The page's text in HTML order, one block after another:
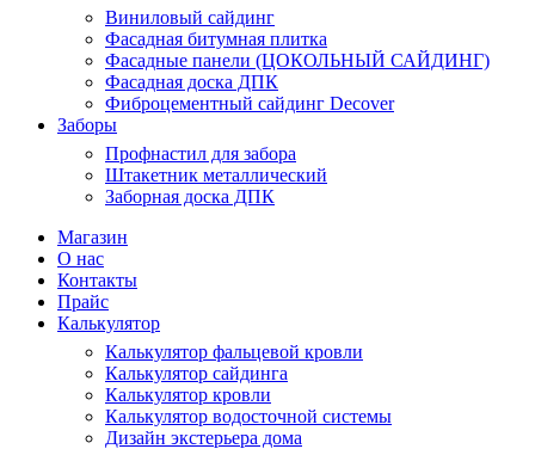
Виниловый сайдинг
Фасадная битумная плитка
Фасадные панели (ЦОКОЛЬНЫЙ САЙДИНГ)
Фасадная доска ДПК
Фиброцементный сайдинг Decover
Заборы
Профнастил для забора
Штакетник металлический
Заборная доска ДПК
Магазин
О нас
Контакты
Прайс
Калькулятор
Калькулятор фальцевой кровли
Калькулятор сайдинга
Калькулятор кровли
Калькулятор водосточной системы
Дизайн экстерьера дома